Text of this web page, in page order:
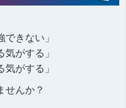
できない」
気がする」
気がする」
せんか？